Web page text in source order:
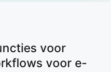
voor
voor e-